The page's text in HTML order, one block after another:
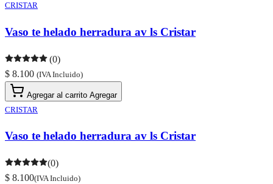
CRISTAR
Vaso te helado herradura av ls Cristar
(0)
$ 8.100 (IVA Incluido)
Agregar al carrito Agregar
CRISTAR
Vaso te helado herradura av ls Cristar
(0)
$ 8.100(IVA Incluido)